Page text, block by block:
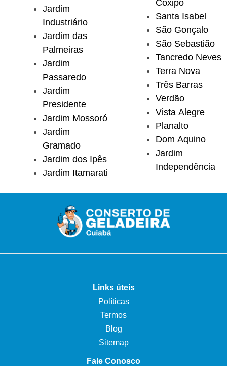
Jardim
Industriário
Jardim das
Palmeiras
Jardim
Passaredo
Jardim
Presidente
Jardim Mossoró
Jardim
Gramado
Jardim dos Ipês
Jardim Itamarati
Coxipó
Santa Isabel
São Gonçalo
São Sebastião
Tancredo Neves
Terra Nova
Três Barras
Verdão
Vista Alegre
Planalto
Dom Aquino
Jardim
Independência
Links úteis
Políticas
Termos
Blog
Sitemap
Fale Conosco